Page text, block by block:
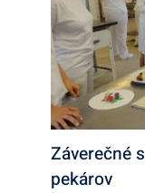
Záverečné
pekárov